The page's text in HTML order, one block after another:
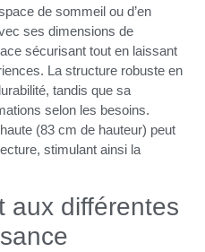
de sommeil ou d’en
ses dimensions de
sécurisant tout en laissant
La structure robuste en
tandis que sa
selon les besoins.
(83 cm de hauteur) peut
stimulant ainsi la
aux différentes